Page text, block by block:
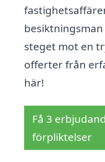
steget mot en
offerter från
här!
Få 3
förpliktelser